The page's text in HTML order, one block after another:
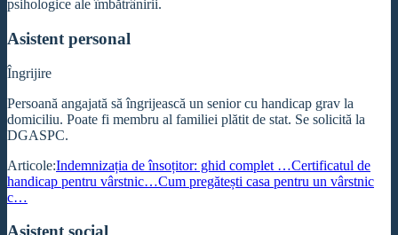
psihologice ale îmbătrânirii.
Asistent personal
Îngrijire
Persoană angajată să îngrijească un senior cu handicap grav la
domiciliu. Poate fi membru al familiei plătit de stat. Se solicită la
DGASPC.
Articole:Indemnizația de însoțitor: ghid complet …Certificatul de
handicap pentru vârstnic…Cum pregătești casa pentru un vârstnic
c…
Asistent social